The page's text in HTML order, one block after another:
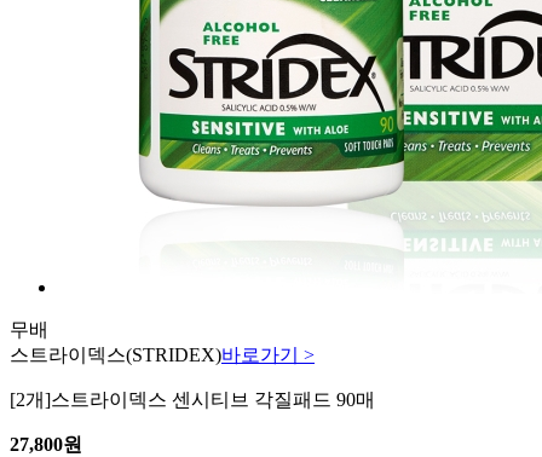
무배
스트라이덱스(STRIDEX)바로가기 >
[2개]스트라이덱스 센시티브 각질패드 90매
27,800원